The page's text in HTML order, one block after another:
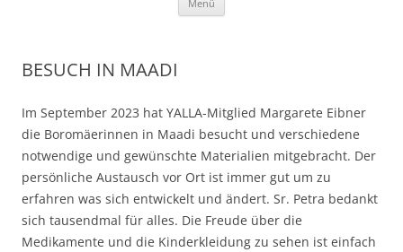
Menü
BESUCH IN MAADI
Im September 2023 hat YALLA-Mitglied Margarete Eibner
die Boromäerinnen in Maadi besucht und verschiedene
notwendige und gewünschte Materialien mitgebracht. Der
persönliche Austausch vor Ort ist immer gut um zu
erfahren was sich entwickelt und ändert. Sr. Petra bedankt
sich tausendmal für alles. Die Freude über die
Medikamente und die Kinderkleidung zu sehen ist einfach